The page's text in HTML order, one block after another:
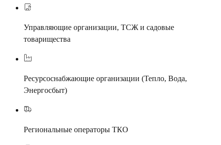
Управляющие организации, ТСЖ и садовые
товарищества
Ресурсоснабжающие организации (Тепло, Вода,
Энергосбыт)
Региональные операторы ТКО